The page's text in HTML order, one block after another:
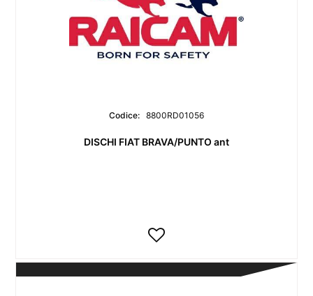
Codice: 8800RD01056
DISCHI FIAT BRAVA/PUNTO ant